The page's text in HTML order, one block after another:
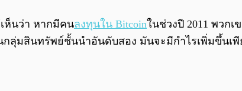
เห็นว่า หากมีคนลงทุนใน Bitcoinในช่วงปี 2011 พวก
กลุ่มสินทรัพย์ชั้นนำอันดับสอง มันจะมีกำไรเพิ่มขึ้นเพี